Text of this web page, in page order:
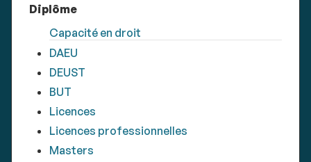
Diplôme
Capacité en droit
DAEU
DEUST
BUT
Licences
Licences professionnelles
Masters